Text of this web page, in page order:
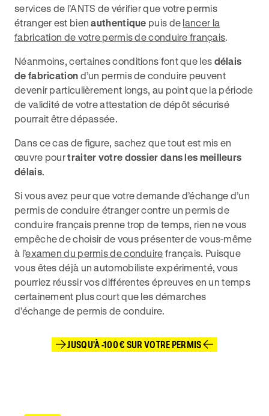
services de l’ANTS de vérifier que votre permis
étranger est bienauthentique puis de lancer la
fabrication de votre permis de conduire français.
Néanmoins, certaines conditions font que les délais
de fabrication d’un permis de conduire peuvent
devenir particulièrement longs, au point que la période
de validité de votre attestation de dépôt sécurisé
pourrait être dépassée.
Dans ce cas de figure, sachez que tout est mis en
œuvre pourtraiter votre dossier dans les meilleurs
délais.
Si vous avez peur que votre demande d’échange d’un
permis de conduire étranger contre un permis de
conduire français prenne trop de temps, rien ne vous
empêche de choisir de vous présenter de vous-même
à l’examen du permis de conduire français. Puisque
vous êtes déjà un automobiliste expérimenté, vous
pourriez réussir vos différentes épreuves en un temps
certainement plus court que les démarches
d’échange de permis de conduire.
JUSQU'À -100 € SUR VOTRE PERMIS